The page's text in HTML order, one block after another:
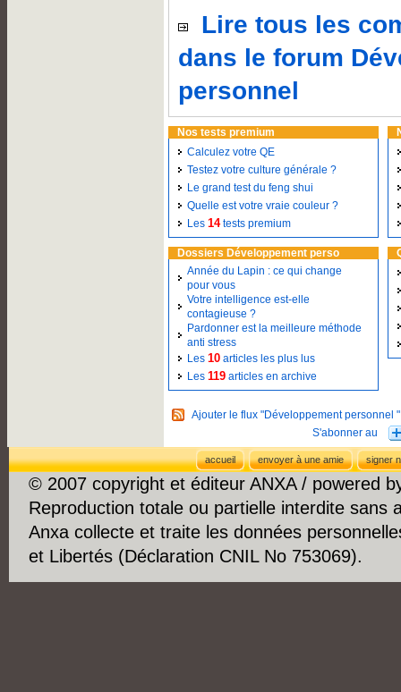
Lire tous les
dans le forum
personnel
Nos tests premium
Calculez votre QE
Testez votre culture générale ?
Le grand test du feng shui
Quelle est votre vraie couleur ?
Les 14tests premium
Dossiers Développement perso
Année du Lapin : ce qui change
pour vous
Votre intelligence est-elle
contagieuse ?
Pardonner est la meilleure méthode
anti stress
Les 10 articles les plus lus
Les 119 articles en archive
Ajouter le flux "Développement personnel "
accueil envoyer à une amie signer
© 2007 copyright et éditeur ANXA / powered
Reproduction totale ou partielle interdite sans
Anxa collecte et traite les données
et Libertés (Déclaration CNIL No 753069).